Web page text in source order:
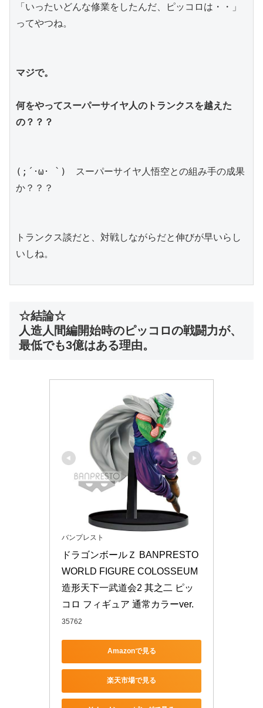
「いったいどんな修業をしたんだ、ピッコロは・・」
ってやつね。
マジで。
何をやってスーパーサイヤ人のトランクスを越えた
の？？？
(;´･ω･ `)　スーパーサイヤ人悟空との組み手の成果
か？？？
トランクス談だと、対戦しながらだと伸びが早いらし
いしね。
☆結論☆
人造人間編開始時のピッコロの戦闘力が、
最低でも3億はある理由。
バンプレスト
ドラゴンボールＺ BANPRESTO
WORLD FIGURE COLOSSEUM
造形天下一武道会2 其之二 ピッ
コロ フィギュア 通常カラーver.
35762
Amazonで見る
楽天市場で見る